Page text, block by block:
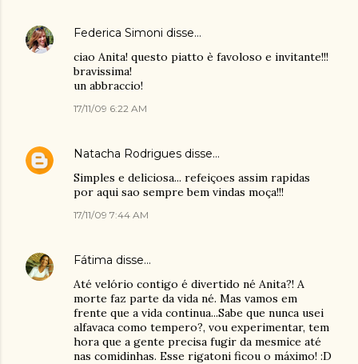
Federica Simoni disse…
ciao Anita! questo piatto è favoloso e invitante!!!
bravissima!
un abbraccio!
17/11/09 6:22 AM
Natacha Rodrigues disse…
Simples e deliciosa... refeiçoes assim rapidas
por aqui sao sempre bem vindas moça!!!
17/11/09 7:44 AM
Fátima disse…
Até velório contigo é divertido né Anita?! A
morte faz parte da vida né. Mas vamos em
frente que a vida continua...Sabe que nunca usei
alfavaca como tempero?, vou experimentar, tem
hora que a gente precisa fugir da mesmice até
nas comidinhas. Esse rigatoni ficou o máximo! :D